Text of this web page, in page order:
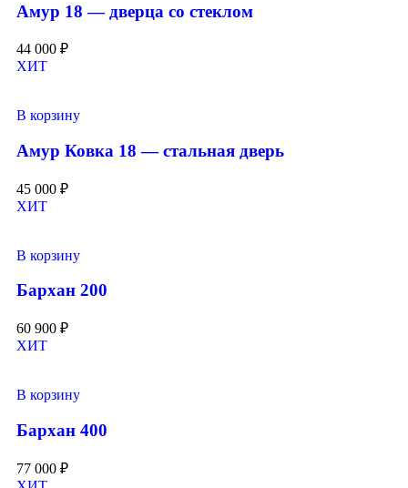
Амур 18 — дверца со стеклом
44 000 ₽
ХИТ
В корзину
Амур Ковка 18 — стальная дверь
45 000 ₽
ХИТ
В корзину
Бархан 200
60 900 ₽
ХИТ
В корзину
Бархан 400
77 000 ₽